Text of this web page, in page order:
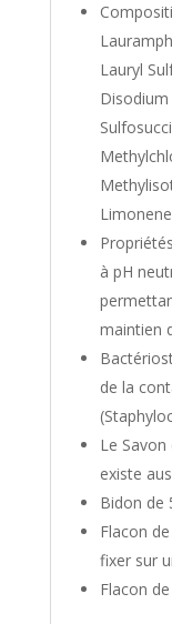
Lauryl
à pH
maintien
de la
Le
existe
Bidon de
Flacon
fixer sur
Flacon